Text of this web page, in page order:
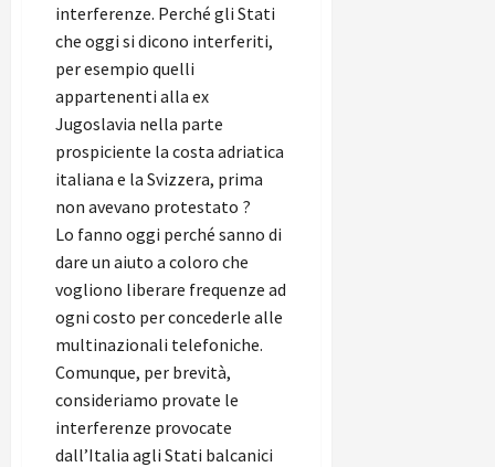
interferenze. Perché gli Stati
che oggi si dicono interferiti,
per esempio quelli
appartenenti alla ex
Jugoslavia nella parte
prospiciente la costa adriatica
italiana e la Svizzera, prima
non avevano protestato ?
Lo fanno oggi perché sanno di
dare un aiuto a coloro che
vogliono liberare frequenze ad
ogni costo per concederle alle
multinazionali telefoniche.
Comunque, per brevità,
consideriamo provate le
interferenze provocate
dall’Italia agli Stati balcanici